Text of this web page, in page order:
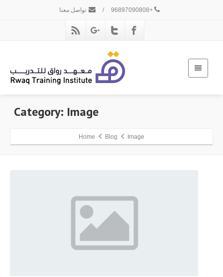
+96897090808
/ تواصل معنا
Category: Image
Image
Blog
Home